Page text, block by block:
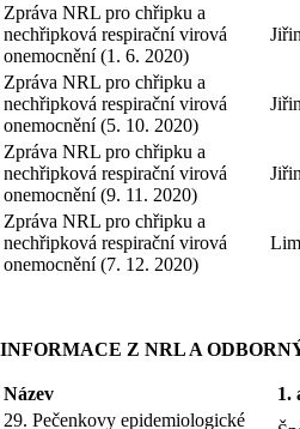
Zpráva NRL pro chřipku a
nechřipková respirační virová
onemocnění (1. 6. 2020)
Zpráva NRL pro chřipku a
nechřipková respirační virová
onemocnění (5. 10. 2020)
Zpráva NRL pro chřipku a
nechřipková respirační virová
onemocnění (9. 11. 2020)
Zpráva NRL pro chřipku a
nechřipková respirační virová
onemocnění (7. 12. 2020)
INFORMACE Z NRL A
Název 1.
29. Pečenkovy epidemiologické